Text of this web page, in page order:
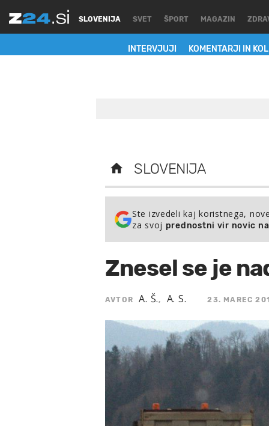
SLOVENIJA
INTERVJUJI KOMENTARJI IN
SVET ŠPORT MAGAZIN
SLOVENIJA
Ste izvedeli kaj koristnega,
za svoj prednostni vir novic
Znesel se je
AVTOR A. Š., A. S. 23. MAREC